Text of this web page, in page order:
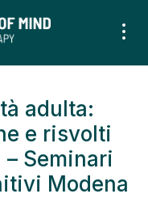
adulta:
e risvolti
Seminari
Modena